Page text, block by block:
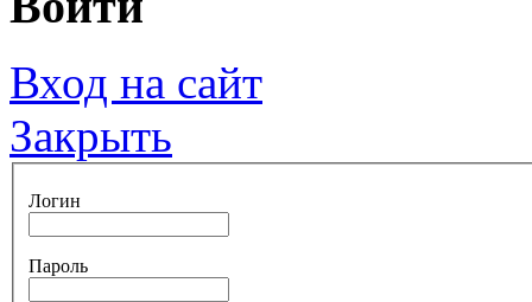
Вход на сайт
Закрыть
Логин
Пароль